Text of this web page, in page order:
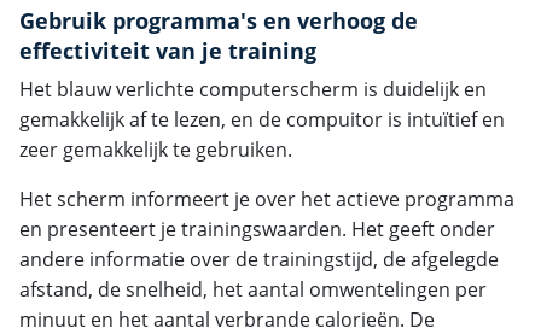
Gebruik programma's en verhoog de
effectiviteit van je training
Het blauw verlichte computerscherm is duidelijk en
gemakkelijk af te lezen, en de compuitor is intuïtief en
zeer gemakkelijk te gebruiken.
Het scherm informeert je over het actieve programma
en presenteert je trainingswaarden. Het geeft onder
andere informatie over de trainingstijd, de afgelegde
afstand, de snelheid, het aantal omwentelingen per
minuut en het aantal verbrande calorieën. De